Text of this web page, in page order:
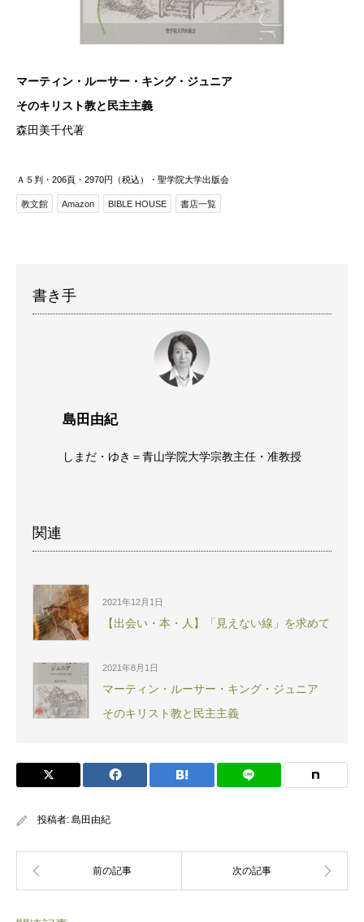
マーティン・ルーサー・キング・ジュニア
そのキリスト教と民主主義
森田美千代著
Ａ５判・206頁・2970円（税込）・聖学院大学出版会
教文館 Amazon BIBLE HOUSE 書店一覧
書き手
島田由紀
しまだ・ゆき＝青山学院大学宗教主任・准教授
関連
2021年12月1日
【出会い・本・人】「見えない線」を求めて
2021年8月1日
マーティン・ルーサー・キング・ジュニア
そのキリスト教と民主主義
投稿者: 島田由紀